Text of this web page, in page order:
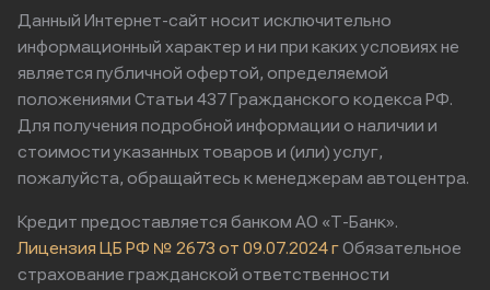
Данный Интернет-сайт носит исключительно
информационный характер и ни при каких условиях не
является публичной офертой, определяемой
положениями Статьи 437 Гражданского кодекса РФ.
Для получения подробной информации о наличии и
стоимости указанных товаров и (или) услуг,
пожалуйста, обращайтесь к менеджерам автоцентра.
Кредит предоставляется банком АО «Т-Банк».
Лицензия ЦБ РФ № 2673 от 09.07.2024 гОбязательное
страхование гражданской ответственности